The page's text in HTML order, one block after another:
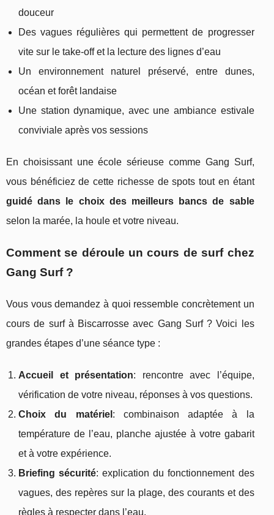
douceur
Des vagues régulières qui permettent de progresser
vite sur le take-off et la lecture des lignes d’eau
Un environnement naturel préservé, entre dunes,
océan et forêt landaise
Une station dynamique, avec une ambiance estivale
conviviale après vos sessions
En choisissant une école sérieuse comme Gang Surf,
vous bénéficiez de cette richesse de spots tout en étant
guidé dans le choix des meilleurs bancs de sable
selon la marée, la houle et votre niveau.
Comment se déroule un cours de surf chez
Gang Surf ?
Vous vous demandez à quoi ressemble concrètement un
cours de surf à Biscarrosse avec Gang Surf ? Voici les
grandes étapes d’une séance type :
Accueil et présentation: rencontre avec l’équipe,
vérification de votre niveau, réponses à vos questions.
Choix du matériel : combinaison adaptée à la
température de l’eau, planche ajustée à votre gabarit
et à votre expérience.
Briefing sécurité: explication du fonctionnement des
vagues, des repères sur la plage, des courants et des
règles à respecter dans l’eau.